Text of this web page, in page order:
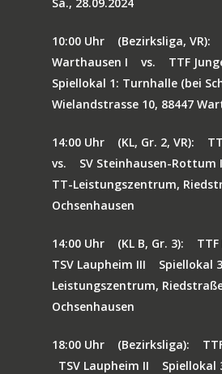
10:00 Uhr (Bezirksliga, VR):
Warthausen I
vs.
TTF
Spiellokal 1: Turnhalle (bei
Wielandstrasse 10, 88447
14:00 Uhr (KL, Gr. 2, VR):
vs.
SV Steinhausen-Rottum I
TT-Leistungszentrum,
Ochsenhausen
14:00 Uhr (KL B, Gr. 3):
TSV Laupheim III
Spiellokal
Leistungszentrum,
Ochsenhausen
18:00 Uhr (Bezirksliga):
TSV Laupheim II
Spiellokal